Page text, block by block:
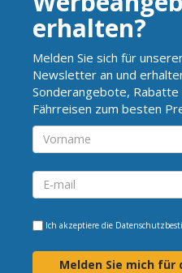
erhalten?
Melden Sie sich für
Newsletter an und
Sonderangebote,
Fährreisen zum besten
Ich akzeptiere die
Melden Sie mich